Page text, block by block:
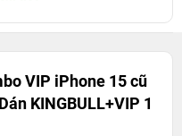
VIP iPhone 15 cũ
KINGBULL+VIP 1